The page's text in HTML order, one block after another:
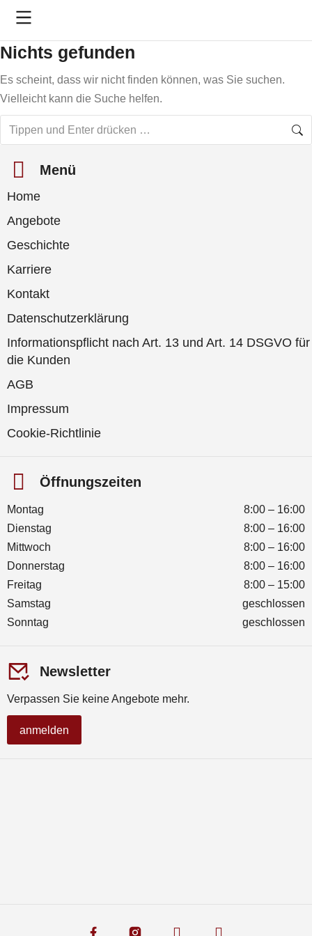
Nichts gefunden
Es scheint, dass wir nicht finden können, was Sie suchen.
Vielleicht kann die Suche helfen.
Menü
Home
Angebote
Geschichte
Karriere
Kontakt
Datenschutzerklärung
Informationspflicht nach Art. 13 und Art. 14 DSGVO für
die Kunden
AGB
Impressum
Cookie-Richtlinie
Öffnungszeiten
Montag
Dienstag
Mittwoch
Donnerstag
Freitag
Samstag
Sonntag
8:00 – 16:00
8:00 – 16:00
8:00 – 16:00
8:00 – 16:00
8:00 – 15:00
geschlossen
geschlossen
Newsletter
Verpassen Sie keine Angebote mehr.
anmelden